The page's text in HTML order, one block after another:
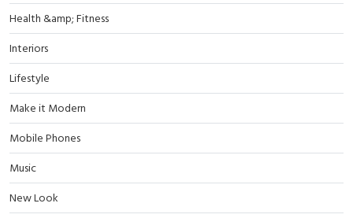
Health &amp; Fitness
Interiors
Lifestyle
Make it Modern
Mobile Phones
Music
New Look